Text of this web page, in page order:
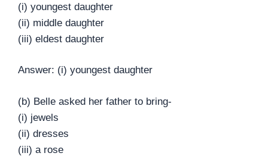
(i) youngest daughter
(ii) middle daughter
(iii) eldest daughter
Answer: (i) youngest daughter
(b) Belle asked her father to bring-
(i) jewels
(ii) dresses
(iii) a rose